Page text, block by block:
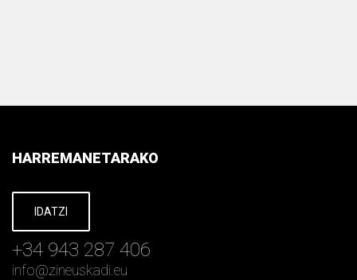
HARREMANETARAKO
IDATZI
+34 943 287 406
info@zineuskadi.eu